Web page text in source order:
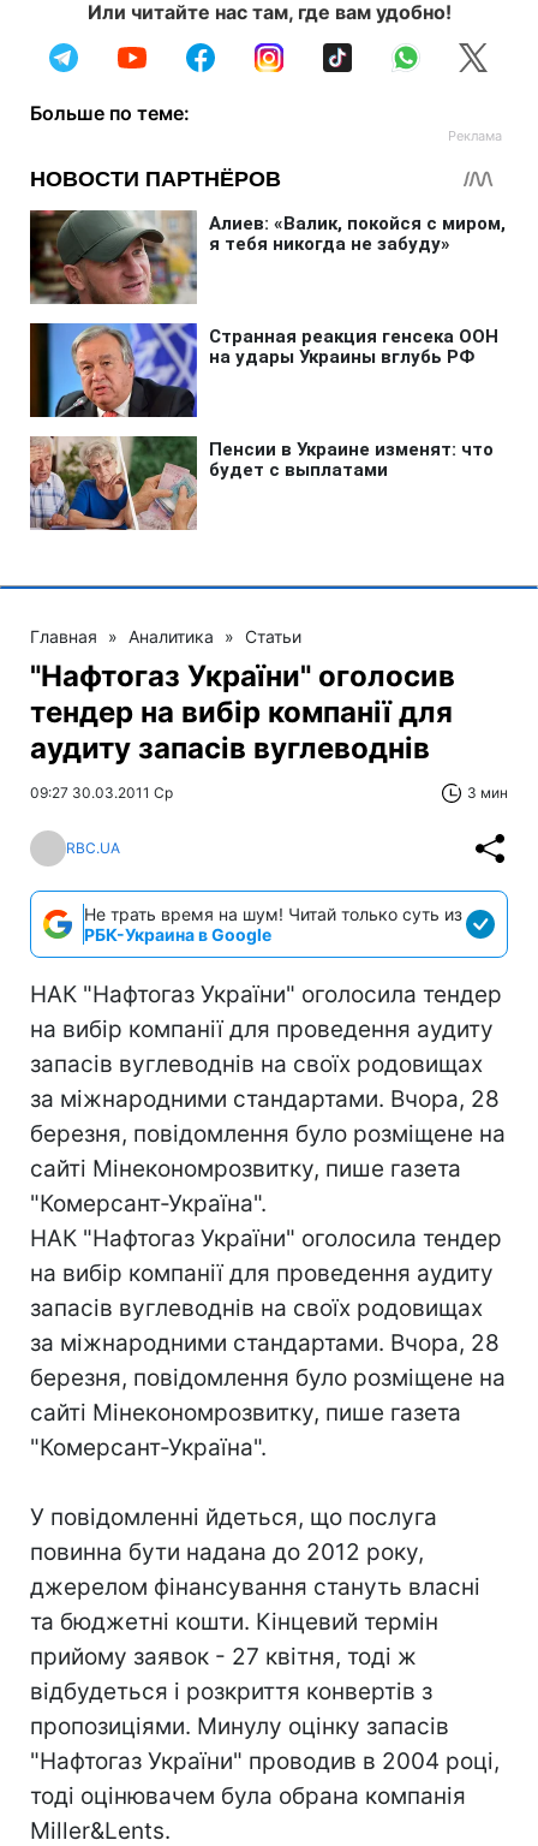
Или читайте нас там, где вам удобно!
Больше по теме:
Главная » Аналитика » Статьи
"Нафтогаз України" оголосив
тендер на вибір компанії для
аудиту запасів вуглеводнів
09:27 30.03.2011 Ср 3 мин
RBC.UA
Не трать время на шум! Читай только суть из
РБК-Украина в Google
НАК "Нафтогаз України" оголосила тендер
на вибір компанії для проведення аудиту
запасів вуглеводнів на своїх родовищах
за міжнародними стандартами. Вчора, 28
березня, повідомлення було розміщене на
сайті Мінекономрозвитку, пише газета
"Комерсант-Україна".
НАК "Нафтогаз України" оголосила тендер
на вибір компанії для проведення аудиту
запасів вуглеводнів на своїх родовищах
за міжнародними стандартами. Вчора, 28
березня, повідомлення було розміщене на
сайті Мінекономрозвитку, пише газета
"Комерсант-Україна".
У повідомленні йдеться, що послуга
повинна бути надана до 2012 року,
джерелом фінансування стануть власні
та бюджетні кошти. Кінцевий термін
прийому заявок - 27 квітня, тоді ж
відбудеться і розкриття конвертів з
пропозиціями. Минулу оцінку запасів
"Нафтогаз України" проводив в 2004 році,
тоді оцінювачем була обрана компанія
Miller&Lents.